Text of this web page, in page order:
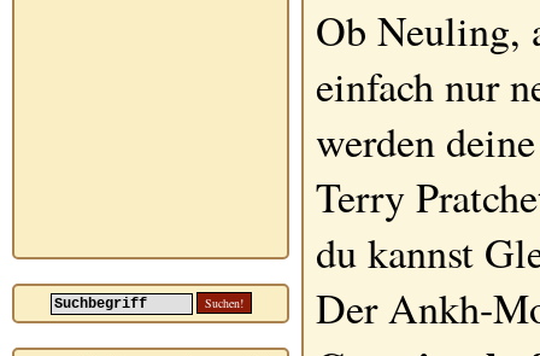
Ob Neuling,
einfach nur
werden
Terry
du kannst
Der Ankh-